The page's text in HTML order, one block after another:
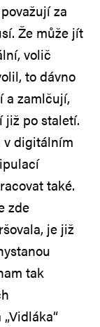
za
Že může jít
volič
to dávno
a zamlčují,
již po staletí.
v digitálním
také.
zde
je již
tak